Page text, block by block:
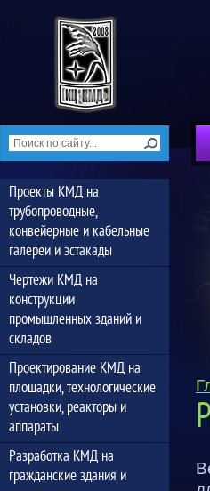
Проекты КМД на
трубопроводные,
конвейерные и кабельные
галереи и эстакады
Чертежи КМД на
конструкции
промышленных зданий и
складов
Проектирование КМД на
площадки, технологические
установки, реакторы и
аппараты
Разработка КМД на
гражданские здания и